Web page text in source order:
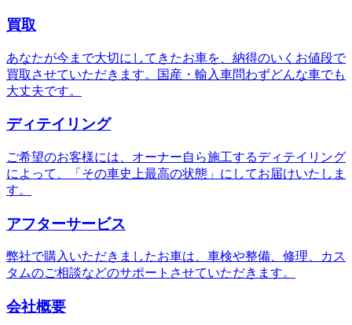
買取
あなたが今まで大切にしてきたお車を、納得のいくお値段で
買取させていただきます。国産・輸入車問わずどんな車でも
大丈夫です。
ディテイリング
ご希望のお客様には、オーナー自ら施工するディテイリング
によって、「その車史上最高の状態」にしてお届けいたしま
す。
アフターサービス
弊社で購入いただきましたお車は、車検や整備、修理、カス
タムのご相談などのサポートさせていただきます。
会社概要